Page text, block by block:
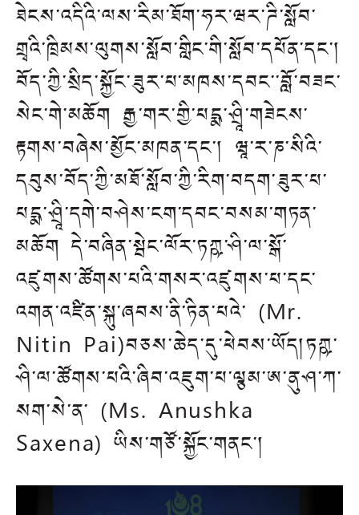
ཐེངས་འདིའི་ལས་རིམ་ཐོག་ཧར་ཝར་ཌི་སློབ་
གྲྭའི་ཁྲིམས་ལུགས་སློབ་གླིང་གི་སློབ་དཔོན་དང་།
བོད་ཀྱི་སྲིད་སྐྱོང་ཟུར་པ་མཁས་དབང་་བློ་བཟང་
སེང་གེ་མཆོག རྒྱ་གར་གྱི་པདྨ་ཤྲཱི་གཟེངས་
རྟགས་བཞེས་མྱོང་མཁན་དང་། ཝཱ་ར་ཎ་སིའི་
དབུས་བོད་ཀྱི་མཐོ་སློབ་ཀྱི་རིག་བདག་ཟུར་པ་
པདྨ་ཤྲཱི་དགེ་བཤེས་ངག་དབང་བསམ་གཏན་
མཆོག དེ་བཞིན་སྦེང་ལོར་ཏཀྵ་ཤི་ལ་སྒོ་
འཛུགས་ཚོགས་པའི་གསར་འཛུགས་པ་དང་
འགན་འཛིན་སྐུ་ཞབས་ནི་ཏིན་པའེ་ (Mr.
Nitin Pai)བཅས་ཆེད་དུ་ཕེབས་ཡོད།ཏཀྵ་
ཤི་ལ་ཚོགས་པའི་ཞིབ་འཇུག་པ་ལྕམ་ཨ་ནུཤ་ཀ་
སག་སེ་ན་ (Ms. Anushka
Saxena) ཡིས་གཙོ་སྐྱོང་གནང་།